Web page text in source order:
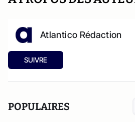
Atlantico Rédaction
SUIVRE
POPULAIRES